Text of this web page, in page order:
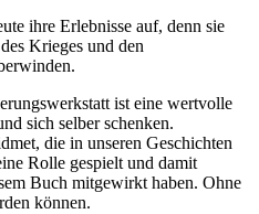
ihre Erlebnisse auf, denn sie
Krieges und den
ist eine wertvolle
sich selber schenken.
die in unseren Geschichten
Rolle gespielt und damit
Buch mitgewirkt haben. Ohne
können.